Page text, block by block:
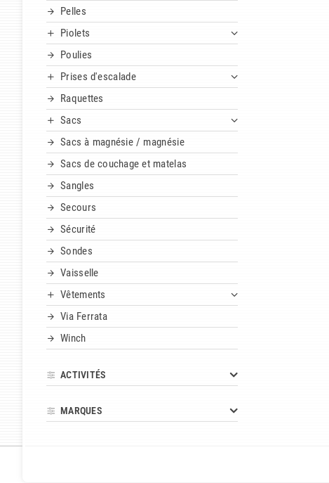
Pelles
Piolets
Poulies
Prises d'escalade
Raquettes
Sacs
Sacs à magnésie / magnésie
Sacs de couchage et matelas
Sangles
Secours
Sécurité
Sondes
Vaisselle
Vêtements
Via Ferrata
Winch
ACTIVITÉS
MARQUES